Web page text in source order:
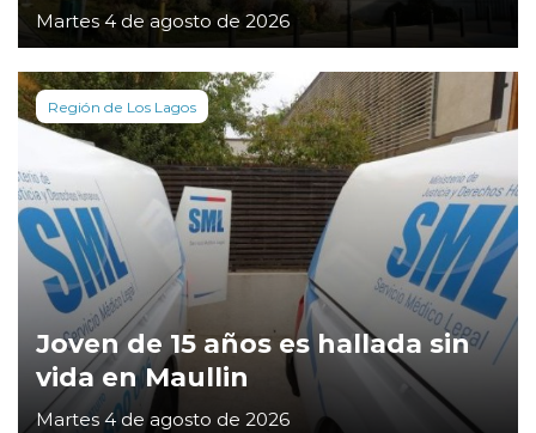
Martes 4 de agosto de 2026
Región de Los Lagos
Joven de 15 años es hallada sin
vida en Maullin
Martes 4 de agosto de 2026